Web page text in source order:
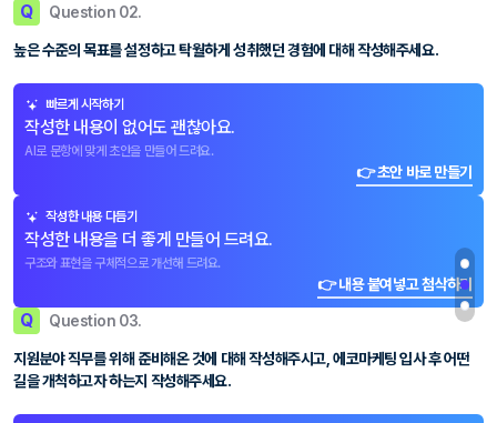
Q Question 02.
높은 수준의 목표를 설정하고 탁월하게 성취했던 경험에 대해 작성해주세요.
빠르게 시작하기
작성한 내용이 없어도 괜찮아요.
AI로 문항에 맞게 초안을 만들어 드려요.
👉 초안 바로 만들기
작성한 내용 다듬기
작성한 내용을 더 좋게 만들어 드려요.
구조와 표현을 구체적으로 개선해 드려요.
👉 내용 붙여넣고 첨삭하기
Q Question 03.
지원분야 직무를 위해 준비해온 것에 대해 작성해주시고, 에코마케팅 입사 후 어떤
길을 개척하고자 하는지 작성해주세요.